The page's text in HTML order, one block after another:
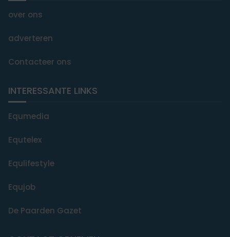
over ons
adverteren
Contacteer ons
INTERESSANTE LINKS
Equmedia
Equtelex
Equlifestyle
Equjob
De Paarden Gazet